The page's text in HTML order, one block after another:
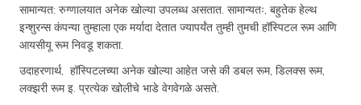
सामान्यत: रुग्णालयात अनेक खोल्या उपलब्ध असतात. सामान्यतः, बहुतेक हेल्थ
इन्शुरन्स कंपन्या तुम्हाला एक मर्यादा देतात ज्यापर्यंत तुम्ही तुमची हॉस्पिटल रूम आणि
आयसीयू रूम निवडू शकता.
उदाहरणार्थ, हॉस्पिटलच्या अनेक खोल्या आहेत जसे की डबल रूम, डिलक्स रूम,
लक्झरी रूम इ. प्रत्येक खोलीचे भाडे वेगवेगळे असते.